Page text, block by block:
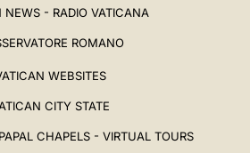
NEWS - RADIO VATICANA
ROMANO
WEBSITES
CITY STATE
CHAPELS - VIRTUAL TOURS